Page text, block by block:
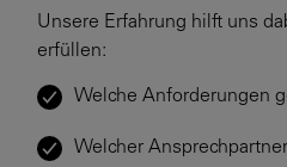
Unsere Erfahrung hilft uns
erfüllen:
Welche Anforderungen
Welcher